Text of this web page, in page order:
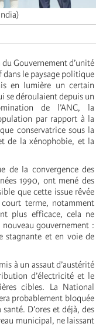
Gouvernement d’unité
le paysage politique
en lumière un certain
se déroulaient depuis un
de l’ANC, la
par rapport à la
conservatrice sous la
de la xénophobie, et la
de la convergence des
1990, ont mené des
que cette issue rêvée
terme, notamment
plus efficace, cela ne
gouvernement :
stagnante et en voie de
à un assaut d’austérité
d’électricité et le
cibles. La National
probablement bloquée
D’ores et déjà, des
municipal, ne laissant